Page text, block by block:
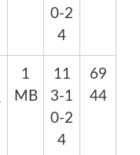
0-2
4
1
MB
11
3-1
0-2
4
69
44